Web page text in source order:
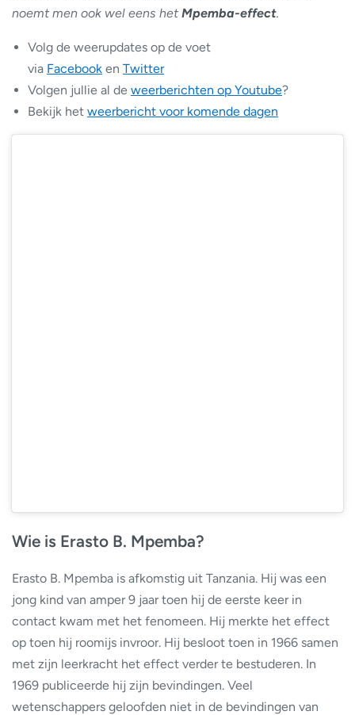
noemt men ook wel eens het Mpemba-effect.
Volg de weerupdates op de voet
via Facebook en Twitter
Volgen jullie al de weerberichten op Youtube?
Bekijk het weerbericht voor komende dagen
Wie is Erasto B. Mpemba?
Erasto B. Mpemba is afkomstig uit Tanzania. Hij was een
jong kind van amper 9 jaar toen hij de eerste keer in
contact kwam met het fenomeen. Hij merkte het effect
op toen hij roomijs invroor. Hij besloot toen in 1966 samen
met zijn leerkracht het effect verder te bestuderen. In
1969 publiceerde hij zijn bevindingen. Veel
wetenschappers geloofden niet in de bevindingen van